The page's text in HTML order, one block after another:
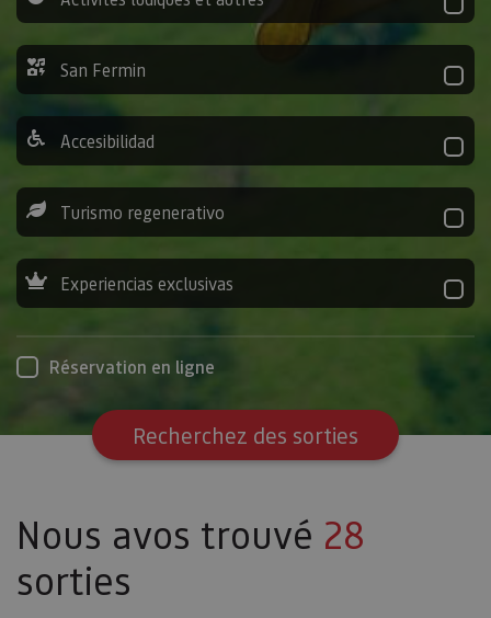
San Fermin
Accesibilidad
Turismo regenerativo
Experiencias exclusivas
Réservation en ligne
Recherchez des sorties
Nous avos trouvé 28
sorties